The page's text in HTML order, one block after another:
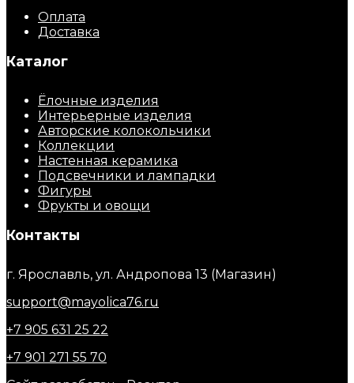
Оплата
Доставка
Каталог
Ёлочные изделия
Интерьерные изделия
Авторские колокольчики
Коллекции
Настенная керамика
Подсвечники и лампадки
Фигуры
Фрукты и овощи
Контакты
г. Ярославль, ул. Андропова 13 (Магазин)
support@mayolica76.ru
+7 905 631 25 22
+7 901 271 55 70